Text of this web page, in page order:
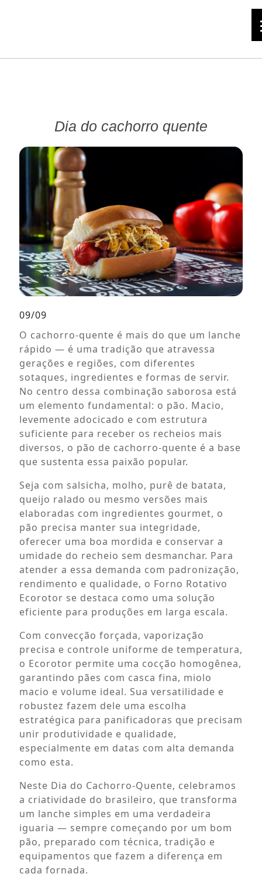
Dia do cachorro quente
09/09
O cachorro-quente é mais do que um lanche
rápido — é uma tradição que atravessa
gerações e regiões, com diferentes
sotaques, ingredientes e formas de servir.
No centro dessa combinação saborosa está
um elemento fundamental: o pão. Macio,
levemente adocicado e com estrutura
suficiente para receber os recheios mais
diversos, o pão de cachorro-quente é a base
que sustenta essa paixão popular.
Seja com salsicha, molho, purê de batata,
queijo ralado ou mesmo versões mais
elaboradas com ingredientes gourmet, o
pão precisa manter sua integridade,
oferecer uma boa mordida e conservar a
umidade do recheio sem desmanchar. Para
atender a essa demanda com padronização,
rendimento e qualidade, o Forno Rotativo
Ecorotor se destaca como uma solução
eficiente para produções em larga escala.
Com convecção forçada, vaporização
precisa e controle uniforme de temperatura,
o Ecorotor permite uma cocção homogênea,
garantindo pães com casca fina, miolo
macio e volume ideal. Sua versatilidade e
robustez fazem dele uma escolha
estratégica para panificadoras que precisam
unir produtividade e qualidade,
especialmente em datas com alta demanda
como esta.
Neste Dia do Cachorro-Quente, celebramos
a criatividade do brasileiro, que transforma
um lanche simples em uma verdadeira
iguaria — sempre começando por um bom
pão, preparado com técnica, tradição e
equipamentos que fazem a diferença em
cada fornada.